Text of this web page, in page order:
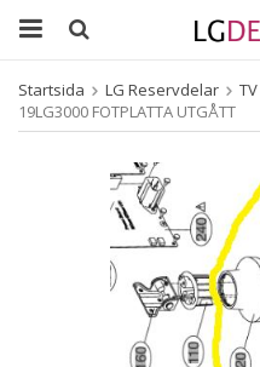
Startsida LG Reservdelar TV
19LG3000 FOTPLATTA UTGÅTT